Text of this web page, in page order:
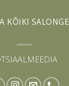
KÕIKI SALONGE